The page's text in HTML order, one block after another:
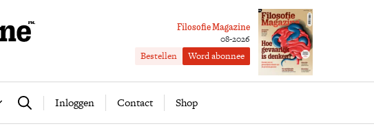
Filosofie Magazine
08-2026
Bestellen Word abonnee
Zoeken Inloggen Contact Shop
Alles over filosofie Word abonnee